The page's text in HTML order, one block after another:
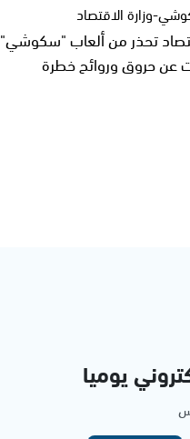
تحذر من ألعاب "سكوشي"
عن حروق وروائح خطرة
يوميا